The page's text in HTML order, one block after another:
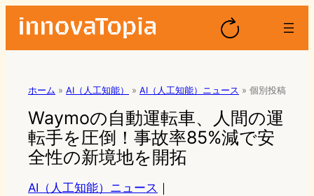
ホーム » AI（人工知能） » AI（人工知能）ニュース » 個別投稿
Waymoの自動運転車、人間の運
転手を圧倒！事故率85%減で安
全性の新境地を開拓
AI（人工知能）ニュース ｜